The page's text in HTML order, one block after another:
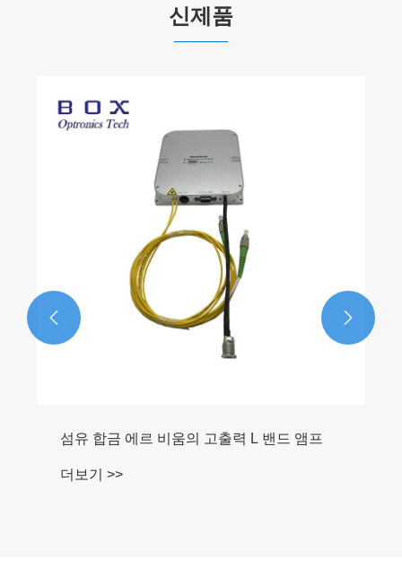
신제품
DFB 레이저 다이오드 -1653 NM 검출을위한
 